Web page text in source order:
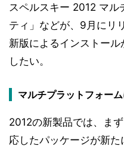
スペルスキー 2012 マル
ティ」などが、9月にリ
新版によるインストー
したい。
マルチプラットフォー
2012の新製品では、ま
応したパッケージが新